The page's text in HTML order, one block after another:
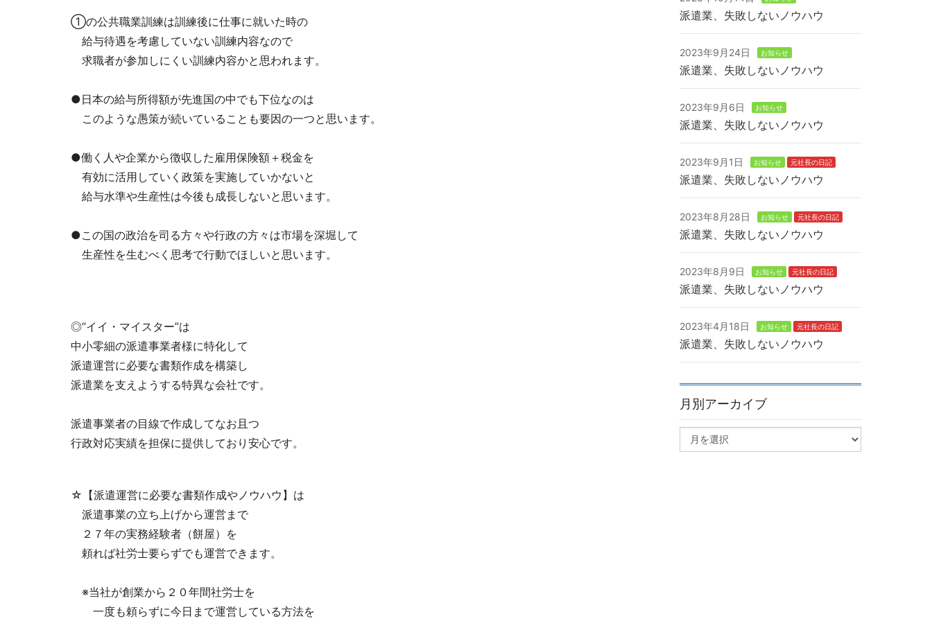
①の公共職業訓練は訓練後に仕事に就いた時の
給与待遇を考慮していない訓練内容なので
求職者が参加しにくい訓練内容かと思われます。
●日本の給与所得額が先進国の中でも下位なのは
このような愚策が続いていることも要因の一つと思います。
●働く人や企業から徴収した雇用保険額＋税金を
有効に活用していく政策を実施していかないと
給与水準や生産性は今後も成長しないと思います。
●この国の政治を司る方々や行政の方々は市場を深堀して
生産性を生むべく思考で行動でほしいと思います。
◎“イイ・マイスター”は
中小零細の派遣事業者様に特化して
派遣運営に必要な書類作成を構築し
派遣業を支えようする特異な会社です。
派遣事業者の目線で作成してなお且つ
行政対応実績を担保に提供しており安心です。
☆【派遣運営に必要な書類作成やノウハウ】は
派遣事業の立ち上げから運営まで
２７年の実務経験者（餅屋）を
頼れば社労士要らずでも運営できます。
※当社が創業から２０年間社労士を
一度も頼らずに今日まで運営している方法を
派遣業、失敗しないノウハウ
2023年9月24日 お知らせ
派遣業、失敗しないノウハウ
2023年9月6日 お知らせ
派遣業、失敗しないノウハウ
2023年9月1日 お知らせ 元社長の日記
派遣業、失敗しないノウハウ
2023年8月28日 お知らせ 元社長の日記
派遣業、失敗しないノウハウ
2023年8月9日 お知らせ 元社長の日記
派遣業、失敗しないノウハウ
2023年4月18日 お知らせ 元社長の日記
派遣業、失敗しないノウハウ
月別アーカイブ